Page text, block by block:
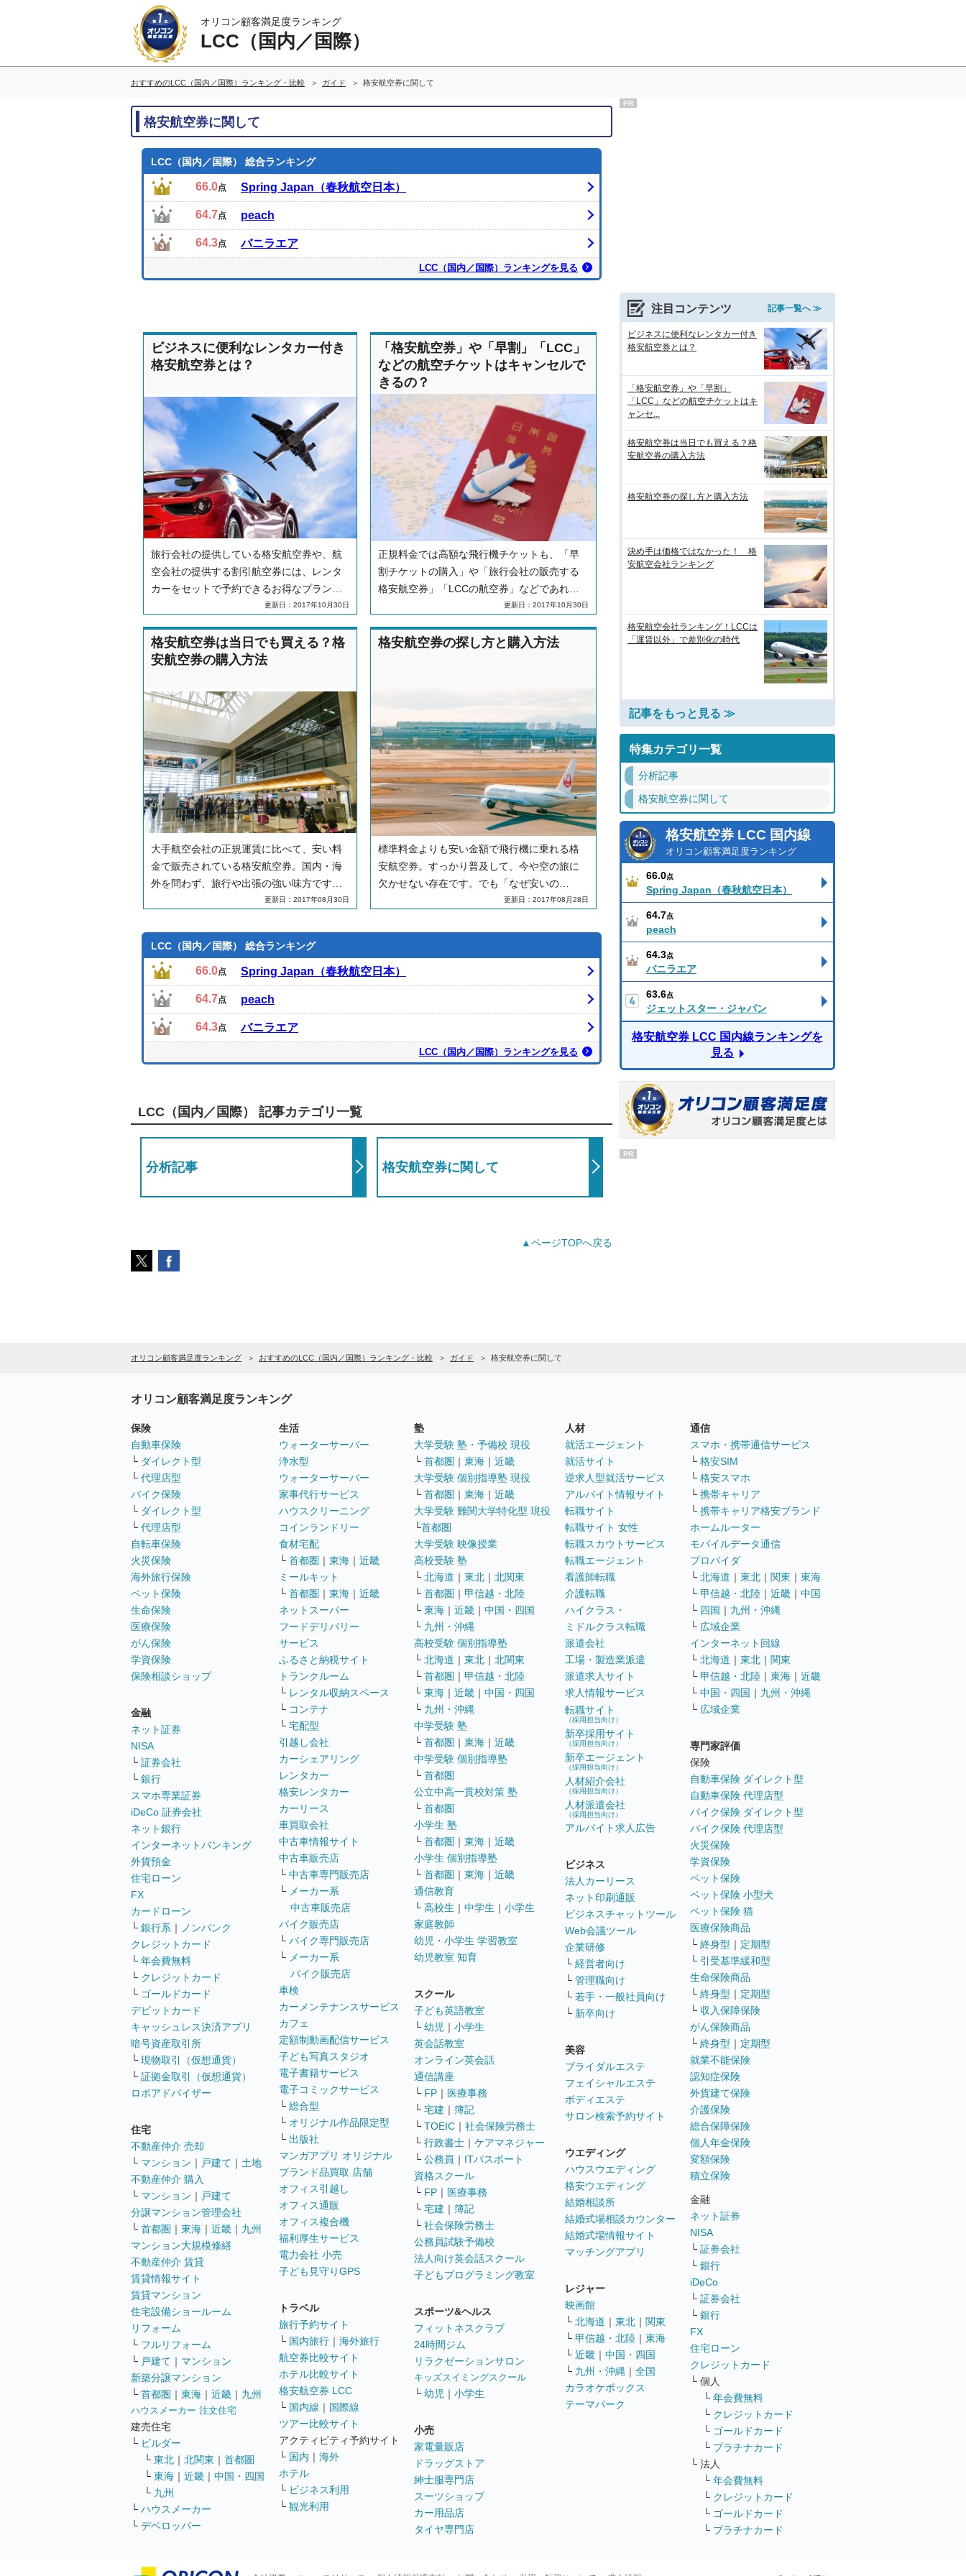
オリコン顧客満足度ランキング
LCC（国内／国際）
おすすめのLCC（国内／国際）ランキング・比較 ガイド 格安航空券に関して
格安航空券に関して
LCC（国内／国際） 総合ランキング
66.0点 Spring Japan（春秋航空日本）
64.7点 peach
64.3点 バニラエア
LCC（国内／国際）ランキングを見る
ビジネスに便利なレンタカー付き
格安航空券とは？
旅行会社の提供している格安航空券や、航
空会社の提供する割引航空券には、レンタ
カーをセットで予約できるお得なプランが
あります。このプランを活用すれば、観光
とても便利です。ここでは、そんなお得な
レンタカー付きの航空券について、航空会
も合わせて予約できるプランなどをご紹介
します。
更新日：2017年10月30日
「格安航空券」や「早割」「LCC」
などの航空チケットはキャンセルで
きるの？
正規料金では高額な飛行機チケットも、「早
割チケットの購入」や「旅行会社の販売する
格安航空券」「LCCの航空券」などであれ
ば、リーズナブルな値段で手に入ります。し
ルによって取引手数料が引かれたり、航空券
いチケットについてご紹介します。
更新日：2017年10月30日
格安航空券は当日でも買える？格
安航空券の購入方法
大手航空会社の正規運賃に比べて、安い料
金で販売されている格安航空券。国内・海
外を問わず、旅行や出張の強い味方です。
ビジネスシーンにおいては、地方での突然
なきゃ！」という場面にも、格安航空券が
使えるのをご存じでしょうか。
更新日：2017年08月30日
格安航空券の探し方と購入方法
標準料金よりも安い金額で飛行機に乗れる格
安航空券。すっかり普及して、今や空の旅に
欠かせない存在です。でも「なぜ安いの
か？」「効果的な活用法は？」など、あまり
空券とはどんなものか、どこで買ってどう使
更新日：2017年08月28日
LCC（国内／国際） 総合ランキング
66.0点 Spring Japan（春秋航空日本）
64.7点 peach
64.3点 バニラエア
LCC（国内／国際）ランキングを見る
LCC（国内／国際） 記事カテゴリ一覧
分析記事 格安航空券に関して
▲ページTOPへ戻る
PR
注目コンテンツ 記事一覧へ ≫
ビジネスに便利なレンタカー付き
格安航空券とは？
「格安航空券」や「早割」
「LCC」などの航空チケットはキ
ャンセ...
格安航空券は当日でも買える？格
安航空券の購入方法
格安航空券の探し方と購入方法
決め手は価格ではなかった！ 格
安航空会社ランキング
格安航空会社ランキング！LCCは
「運賃以外」で差別化の時代
記事をもっと見る ≫
特集カテゴリ一覧
分析記事
格安航空券に関して
格安航空券 LCC 国内線
オリコン顧客満足度ランキング
66.0点
Spring Japan（春秋航空日本）
64.7点
peach
64.3点
バニラエア
63.6点
ジェットスター・ジャパン
格安航空券 LCC 国内線ランキングを
見る
PR
オリコン顧客満足度ランキング おすすめのLCC（国内／国際）ランキング・比較 ガイド 格安航空券に関して
オリコン顧客満足度ランキング
保険
自動車保険
└ ダイレクト型
└ 代理店型
バイク保険
└ ダイレクト型
└ 代理店型
自転車保険
火災保険
海外旅行保険
ペット保険
生命保険
医療保険
がん保険
学資保険
保険相談ショップ
金融
ネット証券
NISA
└ 証券会社
└ 銀行
スマホ専業証券
iDeCo 証券会社
ネット銀行
インターネットバンキング
外貨預金
住宅ローン
FX
カードローン
└ 銀行系 ｜
ノンバンク
クレジットカード
└ 年会費無料
└ クレジットカード
└ ゴールドカード
デビットカード
キャッシュレス決済アプリ
暗号資産取引所
└ 現物取引（仮想通貨）
└ 証拠金取引（仮想通貨）
ロボアドバイザー
住宅
不動産仲介 売却
└ マンション ｜ 戸建て ｜ 土地
不動産仲介 購入
└ マンション ｜ 戸建て
分譲マンション管理会社
└ 首都圏 ｜ 東海 ｜ 近畿 ｜ 九州
マンション大規模修繕
不動産仲介 賃貸
賃貸情報サイト
賃貸マンション
住宅設備ショールーム
リフォーム
└ フルリフォーム
└ 戸建て ｜ マンション
新築分譲マンション
└ 首都圏 ｜ 東海 ｜ 近畿 ｜ 九州
ハウスメーカー 注文住宅
建売住宅
└ ビルダー
└ 東北 ｜ 北関東 ｜ 首都圏
└ 東海 ｜ 近畿 ｜ 中国・四国
└ 九州
└ ハウスメーカー
└ デベロッパー
生活
ウォーターサーバー
浄水型
ウォーターサーバー
家事代行サービス
ハウスクリーニング
コインランドリー
食材宅配
└ 首都圏 ｜ 東海 ｜ 近畿
ミールキット
└ 首都圏 ｜ 東海 ｜ 近畿
ネットスーパー
フードデリバリー
サービス
ふるさと納税サイト
トランクルーム
└ レンタル収納スペース
└ コンテナ
└ 宅配型
引越し会社
カーシェアリング
レンタカー
格安レンタカー
カーリース
車買取会社
中古車情報サイト
中古車販売店
└ 中古車専門販売店
└ メーカー系
中古車販売店
バイク販売店
└ バイク専門販売店
└ メーカー系
バイク販売店
車検
カーメンテナンスサービス
カフェ
定額制動画配信サービス
子ども写真スタジオ
電子書籍サービス
電子コミックサービス
└ 総合型
└ オリジナル作品限定型
└ 出版社
マンガアプリ オリジナル
ブランド品買取 店舗
オフィス引越し
オフィス通販
オフィス複合機
福利厚生サービス
電力会社 小売
子ども見守りGPS
トラベル
旅行予約サイト
└ 国内旅行 ｜ 海外旅行
航空券比較サイト
ホテル比較サイト
格安航空券 LCC
└ 国内線 ｜ 国際線
ツアー比較サイト
アクティビティ予約サイト
└ 国内 ｜ 海外
ホテル
└ ビジネス利用
└ 観光利用
塾
大学受験 塾・予備校 現役
└ 首都圏 ｜ 東海 ｜ 近畿
大学受験 個別指導塾 現役
└ 首都圏 ｜ 東海 ｜ 近畿
大学受験 難関大学特化型 現役
└首都圏
大学受験 映像授業
高校受験 塾
└ 北海道 ｜ 東北 ｜ 北関東
└ 首都圏 ｜ 甲信越・北陸
└ 東海 ｜ 近畿 ｜ 中国・四国
└ 九州・沖縄
高校受験 個別指導塾
└ 北海道 ｜ 東北 ｜ 北関東
└ 首都圏 ｜ 甲信越・北陸
└ 東海 ｜ 近畿 ｜ 中国・四国
└ 九州・沖縄
中学受験 塾
└ 首都圏 ｜ 東海 ｜ 近畿
中学受験 個別指導塾
└ 首都圏
公立中高一貫校対策 塾
└ 首都圏
小学生 塾
└ 首都圏 ｜ 東海 ｜ 近畿
小学生 個別指導塾
└ 首都圏 ｜ 東海 ｜ 近畿
通信教育
└ 高校生 ｜ 中学生 ｜ 小学生
家庭教師
幼児・小学生 学習教室
幼児教室 知育
スクール
子ども英語教室
└ 幼児 ｜ 小学生
英会話教室
オンライン英会話
通信講座
└ FP ｜ 医療事務
└ 宅建 ｜ 簿記
└ TOEIC ｜ 社会保険労務士
└ 行政書士 ｜ ケアマネジャー
└ 公務員 ｜ ITパスポート
資格スクール
└ FP ｜ 医療事務
└ 宅建 ｜ 簿記
└ 社会保険労務士
公務員試験予備校
法人向け英会話スクール
子どもプログラミング教室
スポーツ&ヘルス
フィットネスクラブ
24時間ジム
リラクゼーションサロン
キッズスイミングスクール
└ 幼児 ｜ 小学生
小売
家電量販店
ドラッグストア
紳士服専門店
スーツショップ
カー用品店
タイヤ専門店
人材
就活エージェント
就活サイト
逆求人型就活サービス
アルバイト情報サイト
転職サイト
転職サイト 女性
転職スカウトサービス
転職エージェント
看護師転職
介護転職
ハイクラス・
ミドルクラス転職
派遣会社
工場・製造業派遣
派遣求人サイト
求人情報サービス
転職サイト
（採用担当向け）
新卒採用サイト
（採用担当向け）
新卒エージェント
（採用担当向け）
人材紹介会社
（採用担当向け）
人材派遣会社
（採用担当向け）
アルバイト求人広告
ビジネス
法人カーリース
ネット印刷通販
ビジネスチャットツール
Web会議ツール
企業研修
└ 経営者向け
└ 管理職向け
└ 若手・一般社員向け
└ 新卒向け
美容
ブライダルエステ
フェイシャルエステ
ボディエステ
サロン検索予約サイト
ウエディング
ハウスウエディング
格安ウエディング
結婚相談所
結婚式場相談カウンター
結婚式場情報サイト
マッチングアプリ
レジャー
映画館
└ 北海道 ｜ 東北 ｜ 関東
└ 甲信越・北陸 ｜ 東海
└ 近畿 ｜ 中国・四国
└ 九州・沖縄 ｜ 全国
カラオケボックス
テーマパーク
通信
スマホ・携帯通信サービス
└ 格安SIM
└ 格安スマホ
└ 携帯キャリア
└ 携帯キャリア格安ブランド
ホームルーター
モバイルデータ通信
プロバイダ
└ 北海道 ｜ 東北 ｜ 関東 ｜ 東海
└ 甲信越・北陸 ｜ 近畿 ｜ 中国
└ 四国 ｜ 九州・沖縄
└ 広域企業
インターネット回線
└ 北海道 ｜ 東北 ｜ 関東
└ 甲信越・北陸 ｜ 東海 ｜ 近畿
└ 中国・四国 ｜ 九州・沖縄
└ 広域企業
専門家評価
保険
自動車保険 ダイレクト型
自動車保険 代理店型
バイク保険 ダイレクト型
バイク保険 代理店型
火災保険
学資保険
ペット保険
ペット保険 小型犬
ペット保険 猫
医療保険商品
└ 終身型 ｜ 定期型
└ 引受基準緩和型
生命保険商品
└ 終身型 ｜ 定期型
└ 収入保障保険
がん保険商品
└ 終身型 ｜ 定期型
就業不能保険
認知症保険
外貨建て保険
介護保険
総合保障保険
個人年金保険
変額保険
積立保険
金融
ネット証券
NISA
└ 証券会社
└ 銀行
iDeCo
└ 証券会社
└ 銀行
FX
住宅ローン
クレジットカード
└ 個人
└ 年会費無料
└ クレジットカード
└ ゴールドカード
└ プラチナカード
└ 法人
└ 年会費無料
└ クレジットカード
└ ゴールドカード
└ プラチナカード